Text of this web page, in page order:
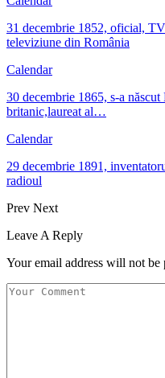
31 decembrie 1852, oficial,
televiziune din România
Calendar
30 decembrie 1865, s-a
britanic,laureat al…
Calendar
29 decembrie 1891,
radioul
Prev Next
Leave A Reply
Your email address will not be